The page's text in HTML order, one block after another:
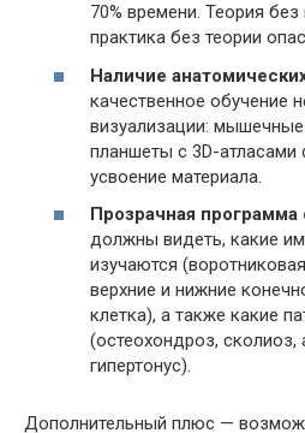
70% времени. Теория без
практика без теории
Наличие
качественное обучение
визуализации:
планшеты с 3D-
усвоение материала.
Прозрачная
должны видеть, какие
изучаются
верхние и нижние
клетка), а также какие
(остеохондроз, сколиоз,
гипертонус).
Дополнительный плюс —